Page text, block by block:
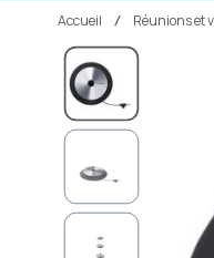
Accueil réunions et
Passer
fin
de
galerie
d’images